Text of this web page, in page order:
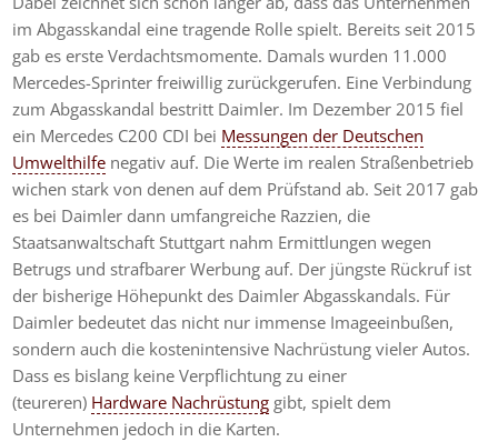
im Abgasskandal eine tragende Rolle spielt. Bereits seit 2015
gab es erste Verdachtsmomente. Damals wurden 11.000
Mercedes-Sprinter freiwillig zurückgerufen. Eine Verbindung
zum Abgasskandal bestritt Daimler. Im Dezember 2015 fiel
ein Mercedes C200 CDI bei Messungen der Deutschen
Umwelthilfe negativ auf. Die Werte im realen Straßenbetrieb
wichen stark von denen auf dem Prüfstand ab. Seit 2017 gab
es bei Daimler dann umfangreiche Razzien, die
Staatsanwaltschaft Stuttgart nahm Ermittlungen wegen
Betrugs und strafbarer Werbung auf. Der jüngste Rückruf ist
der bisherige Höhepunkt des Daimler Abgasskandals. Für
Daimler bedeutet das nicht nur immense Imageeinbußen,
sondern auch die kostenintensive Nachrüstung vieler Autos.
Dass es bislang keine Verpflichtung zu einer
(teureren) Hardware Nachrüstung gibt, spielt dem
Unternehmen jedoch in die Karten.